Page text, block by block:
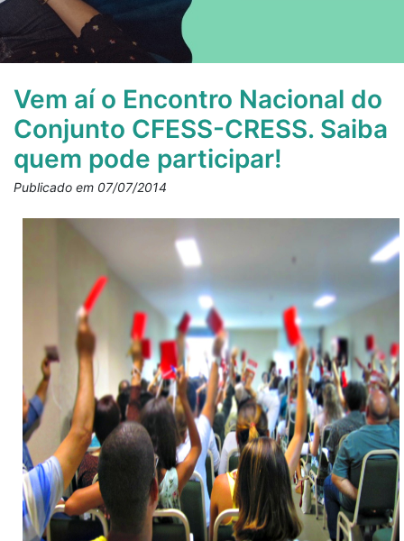
Vem aí o Encontro Nacional do
Conjunto CFESS-CRESS. Saiba
quem pode participar!
Publicado em 07/07/2014